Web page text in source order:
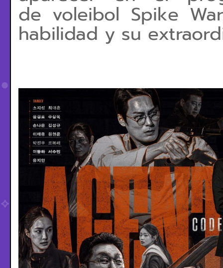
de voleibol Spike
habilidad y su